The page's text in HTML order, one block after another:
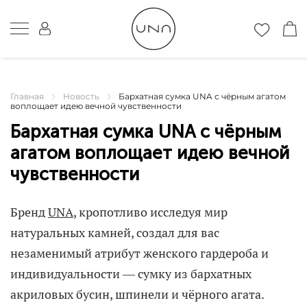
Главная Новость
Бархатная сумка UNA с чёрным агатом
воплощает идею вечной чувственности
Бархатная сумка UNA с чёрным
агатом воплощает идею вечной
чувственности
БрендUNA, кропотливо исследуя мир
натуральных камней, создал для вас
незаменимый атрибут женского гардероба и
индивидуальности — сумку из бархатных
акриловых бусин, шпинели и чёрного агата.